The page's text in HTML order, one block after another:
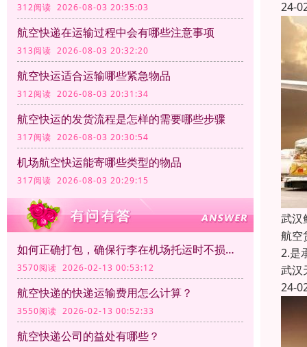
312阅读 2026-08-03 20:35:03
航空快递在运输过程中会有哪些注意事项
313阅读 2026-08-03 20:32:20
航空快运适合运输哪些紧急物品
312阅读 2026-08-03 20:31:34
航空快运的发货流程是怎样的需要哪些步骤
317阅读 2026-08-03 20:30:54
机场航空快运能寄哪些类型的物品
317阅读 2026-08-03 20:29:15
如何正确打包，确保行李在机场托运时不损坏？
3570阅读 2026-02-13 00:53:12
航空快递的快递运输费用怎么计算？
3550阅读 2026-02-13 00:52:33
航空快递公司的益处有哪些？
24-
武汉
航空
2.是
武汉
24-